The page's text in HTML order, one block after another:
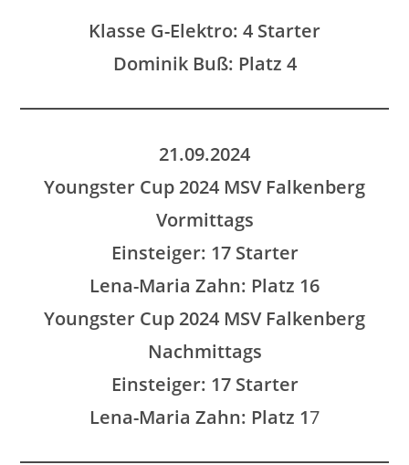
Klasse G-Elektro: 4 Starter
Dominik Buß: Platz 4
21.09.2024
Youngster Cup 2024 MSV Falkenberg
Vormittags
Einsteiger: 17 Starter
Lena-Maria Zahn: Platz 16
Youngster Cup 2024 MSV Falkenberg
Nachmittags
Einsteiger: 17 Starter
Lena-Maria Zahn: Platz 17